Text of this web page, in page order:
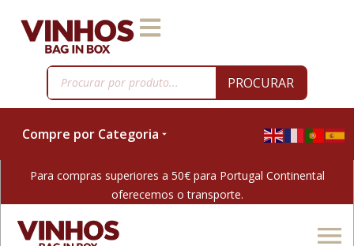
PROCURAR
Compre por Categoria
Para compras superiores a 50€ para Portugal Continental
oferecemos o transporte.